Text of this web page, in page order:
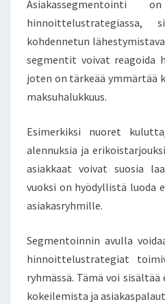
Asiakassegmentointi
hinnoittelustrategiassa,
kohdennetun
segmentit voivat reagoida
joten on tärkeää ymmärtää
maksuhalukkuus.
Esimerkiksi nuoret
alennuksia ja
asiakkaat voivat suosia
vuoksi on hyödyllistä luoda
asiakasryhmille.
Segmentoinnin avulla
hinnoittelustrategiat
ryhmässä. Tämä voi
kokeilemista ja